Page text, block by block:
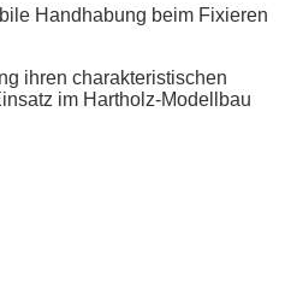
Handhabung beim Fixieren
ihren charakteristischen
im Hartholz-Modellbau